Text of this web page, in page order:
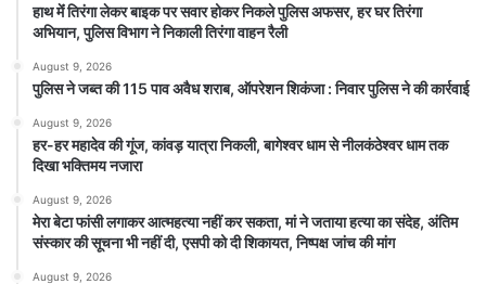
हाथ मेंं तिरंगा लेकर बाइक पर सवार होकर निकले पुलिस अफसर, हर घर तिरंगा
अभियान, पुलिस विभाग ने निकाली तिरंगा वाहन रैली
August 9, 2026
पुलिस ने जब्त की 115 पाव अवैध शराब, ऑपरेशन शिकंजा : निवार पुलिस ने की कार्रवाई
August 9, 2026
हर-हर महादेव की गूंज, कांवड़ यात्रा निकली, बागेश्वर धाम से नीलकंठेश्वर धाम तक
दिखा भक्तिमय नजारा
August 9, 2026
मेरा बेटा फांसी लगाकर आत्महत्या नहीं कर सकता, मां ने जताया हत्या का संदेह, अंतिम
संस्कार की सूचना भी नहीं दी, एसपी को दी शिकायत, निष्पक्ष जांच की मांग
August 9, 2026